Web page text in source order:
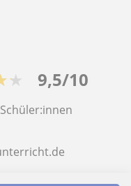
9,5/10